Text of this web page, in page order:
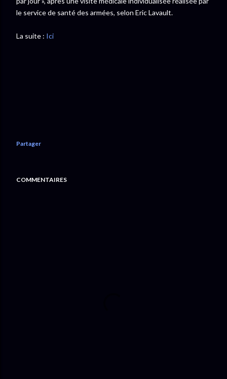
le service de santé des armées, selon Eric Lavault.
La suite : Ici
Partager
COMMENTAIRES